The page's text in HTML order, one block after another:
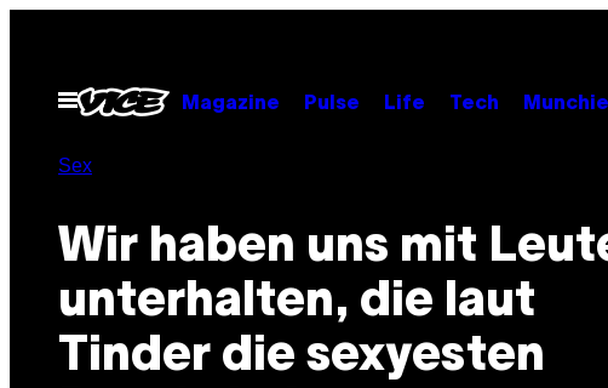
contentOpen
Menu
Magazine Pulse Life Tech
Sex
Wir haben uns mit
unterhalten, die laut
Tinder die sexyesten